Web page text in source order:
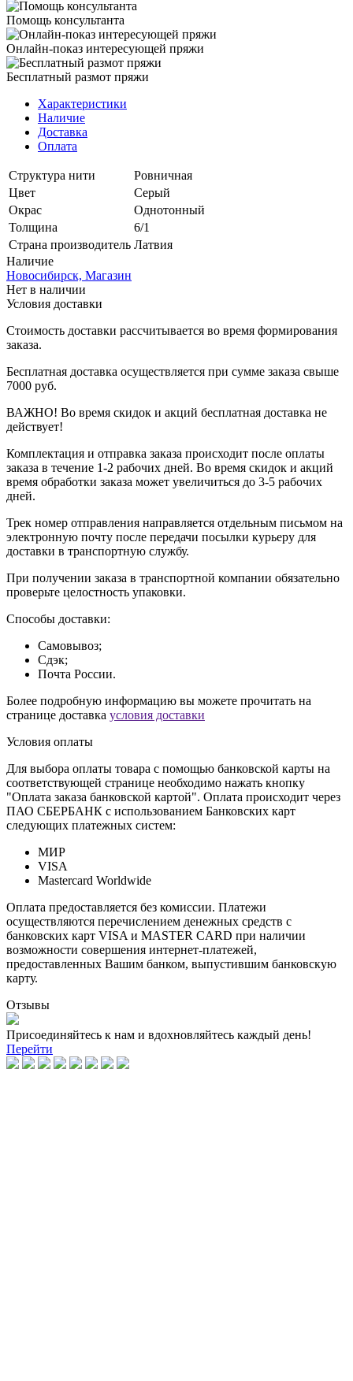
Помощь консультанта
Онлайн-показ интересующей пряжи
Бесплатный размот пряжи
Характеристики
Наличие
Доставка
Оплата
Структура нити
Ровничная
Цвет
Серый
Окрас
Однотонный
Толщина
6/1
Страна производитель Латвия
Наличие
Новосибирск, Магазин
Нет в наличии
Условия доставки
Стоимость доставки рассчитывается во время формирования
заказа.
Бесплатная доставка осуществляется при сумме заказа свыше
7000 руб.
ВАЖНО! Во время скидок и акций бесплатная доставка не
действует!
Комплектация и отправка заказа происходит после оплаты
заказа в течение 1-2 рабочих дней. Во время скидок и акций
время обработки заказа может увеличиться до 3-5 рабочих
дней.
Трек номер отправления направляется отдельным письмом на
электронную почту после передачи посылки курьеру для
доставки в транспортную службу.
При получении заказа в транспортной компании обязательно
проверьте целостность упаковки.
Способы доставки:
Самовывоз;
Сдэк;
Почта России.
Более подробную информацию вы можете прочитать на
странице доставка условия доставки
Условия оплаты
Для выбора оплаты товара с помощью банковской карты на
соответствующей странице необходимо нажать кнопку
"Оплата заказа банковской картой". Оплата происходит через
ПАО СБЕРБАНК с использованием Банковских карт
следующих платежных систем:
МИР
VISA
Mastercard Worldwide
Оплата предоставляется без комиссии. Платежи
осуществляются перечислением денежных средств с
банковских карт VISA и MASTER CARD при наличии
возможности совершения интернет-платежей,
предоставленных Вашим банком, выпустившим банковскую
карту.
Отзывы
Присоединяйтесь к нам и вдохновляйтесь каждый день!
Перейти